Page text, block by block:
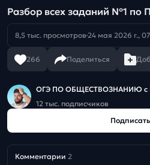
Разбор всех заданий №1 по
8,5 тыс. просмотров 24 мая 2026 г.,
266 Поделиться
ОГЭ ПО ОБЩЕСТВОЗНАНИЮ c
12 тыс. подписчиков
Комментарии 2